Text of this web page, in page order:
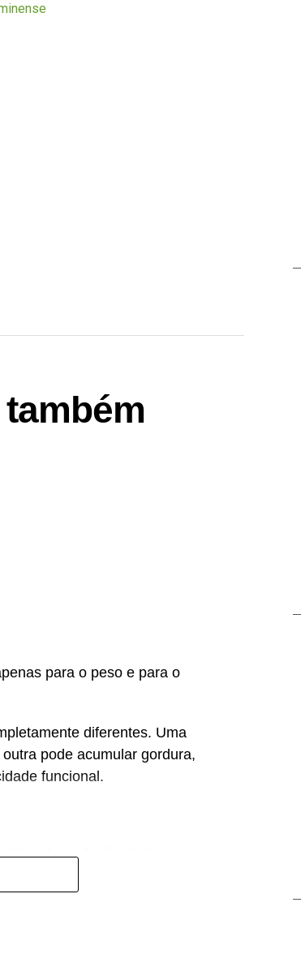
para o peso e para o
diferentes. Uma
pode acumular gordura,
funcional.
e redução da massa ou
diabetes e doenças
também pode estar